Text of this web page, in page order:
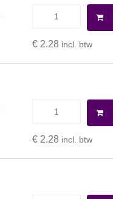
€ 2.28 incl. btw
€ 2.28 incl. btw